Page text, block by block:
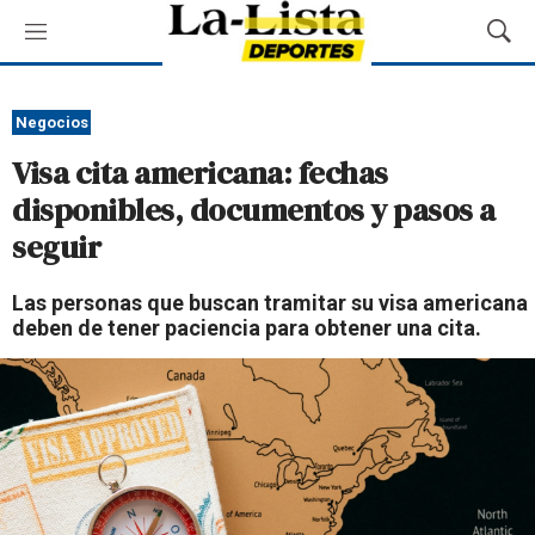
M
e
ú
M
o
q
u
Negocios
Visa cita americana: fechas
disponibles, documentos y pasos a
seguir
Las personas que buscan tramitar su visa americana
deben de tener paciencia para obtener una cita.